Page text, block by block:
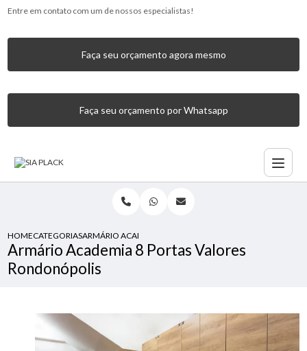
Entre em contato com um de nossos especialistas!
Faça seu orçamento agora mesmo
Faça seu orçamento por Whatsapp
HOMECATEGORIASARMÁRIO ACADEMIA 8 PORTAS VALORES RONDONÓPOLIS
Armário Academia 8 Portas Valores
Rondonópolis